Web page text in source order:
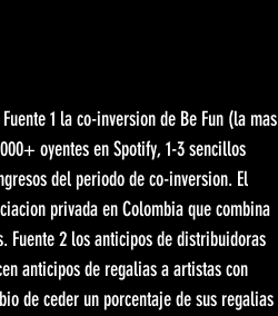
1 la co-inversion de Be Fun (la mas
oyentes en Spotify, 1-3 sencillos
del periodo de co-inversion. El
privada en Colombia que combina
2 los anticipos de distribuidoras
anticipos de regalias a artistas con
de ceder un porcentaje de sus regalias